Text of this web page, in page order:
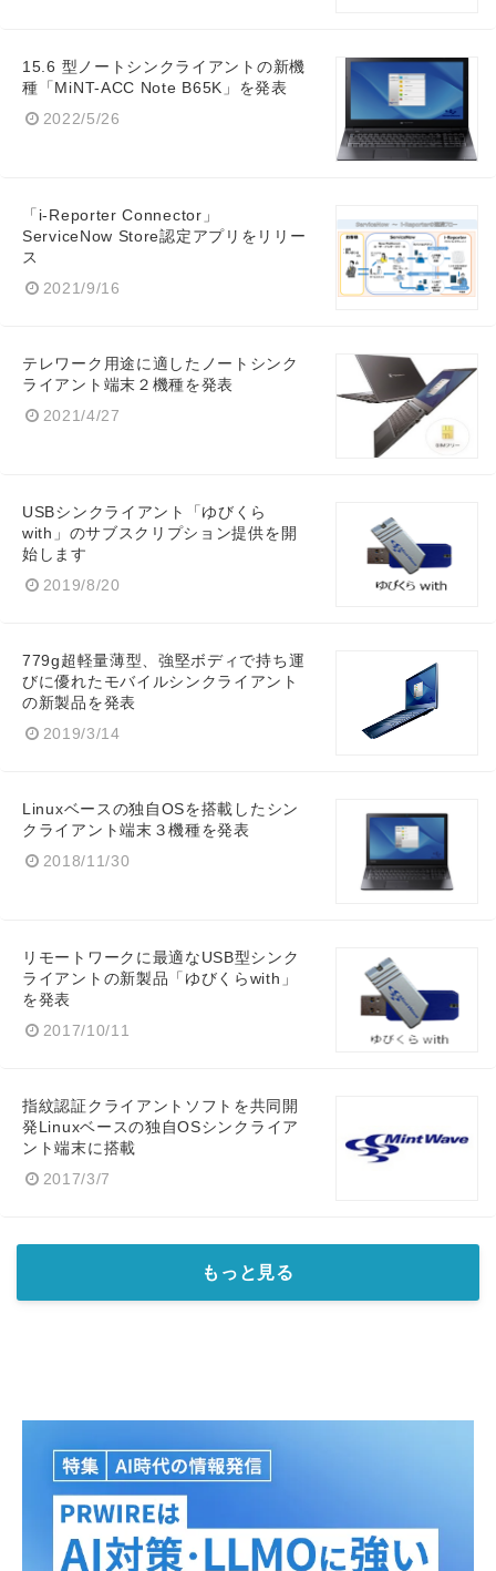
15.6 型ノートシンクライアントの新機
種「MiNT-ACC Note B65K」を発表
2022/5/26
「i-Reporter Connector」
ServiceNow Store認定アプリをリリー
ス
2021/9/16
テレワーク用途に適したノートシンク
ライアント端末２機種を発表
2021/4/27
USBシンクライアント「ゆびくら
with」のサブスクリプション提供を開
始します
2019/8/20
779g超軽量薄型、強堅ボディで持ち運
びに優れたモバイルシンクライアント
の新製品を発表
2019/3/14
Linuxベースの独自OSを搭載したシン
クライアント端末３機種を発表
2018/11/30
リモートワークに最適なUSB型シンク
ライアントの新製品「ゆびくらwith」
を発表
2017/10/11
指紋認証クライアントソフトを共同開
発Linuxベースの独自OSシンクライア
ント端末に搭載
2017/3/7
もっと見る